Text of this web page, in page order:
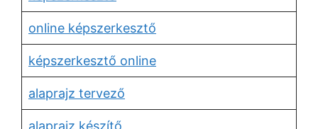
online képszerkesztő
képszerkesztő online
alaprajz tervező
alaprajz készítő